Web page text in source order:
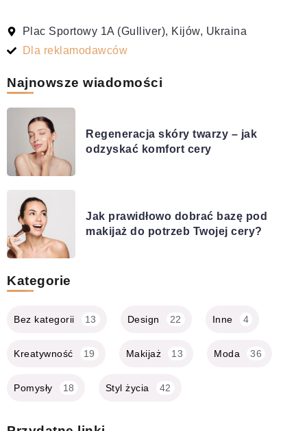
Plac Sportowy 1A (Gulliver), Kijów, Ukraina
Dla reklamodawców
Najnowsze wiadomości
Regeneracja skóry twarzy – jak
odzyskać komfort cery
Jak prawidłowo dobrać bazę pod
makijaż do potrzeb Twojej cery?
Kategorie
Bez kategorii 13 Design 22 Inne 4
Kreatywność 19 Makijaż 13 Moda 36
Pomysły 18 Styl życia 42